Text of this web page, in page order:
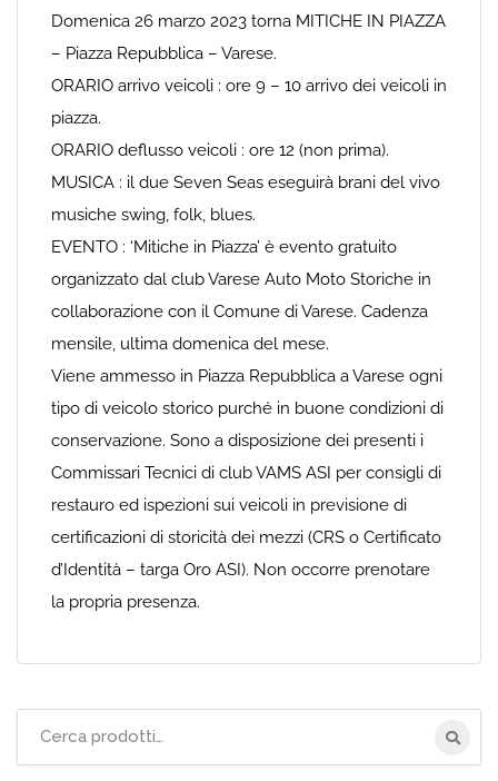
Domenica 26 marzo 2023 torna MITICHE IN PIAZZA
– Piazza Repubblica – Varese.
ORARIO arrivo veicoli : ore 9 – 10 arrivo dei veicoli in
piazza.
ORARIO deflusso veicoli : ore 12 (non prima).
MUSICA : il due Seven Seas eseguirà brani del vivo
musiche swing, folk, blues.
EVENTO : ‘Mitiche in Piazza’ è evento gratuito
organizzato dal club Varese Auto Moto Storiche in
collaborazione con il Comune di Varese. Cadenza
mensile, ultima domenica del mese.
Viene ammesso in Piazza Repubblica a Varese ogni
tipo di veicolo storico purché in buone condizioni di
conservazione. Sono a disposizione dei presenti i
Commissari Tecnici di club VAMS ASI per consigli di
restauro ed ispezioni sui veicoli in previsione di
certificazioni di storicità dei mezzi (CRS o Certificato
d’Identità – targa Oro ASI). Non occorre prenotare
la propria presenza.